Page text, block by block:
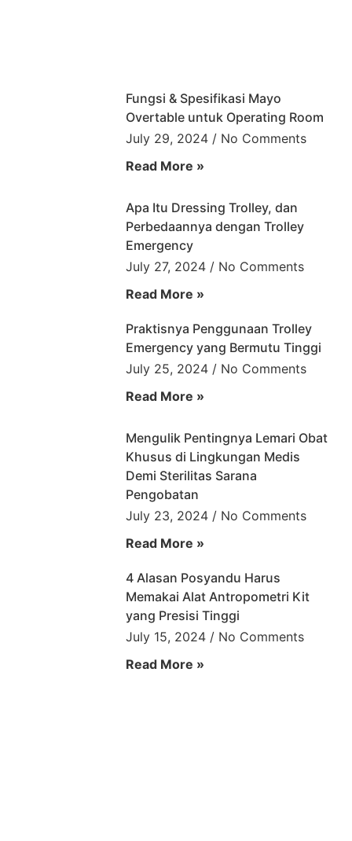
Fungsi & Spesifikasi Mayo
Overtable untuk Operating Room
July 29, 2024 No Comments
Read More »
Apa Itu Dressing Trolley, dan
Perbedaannya dengan Trolley
Emergency
July 27, 2024 No Comments
Read More »
Praktisnya Penggunaan Trolley
Emergency yang Bermutu Tinggi
July 25, 2024 No Comments
Read More »
Mengulik Pentingnya Lemari Obat
Khusus di Lingkungan Medis
Demi Sterilitas Sarana
Pengobatan
July 23, 2024 No Comments
Read More »
4 Alasan Posyandu Harus
Memakai Alat Antropometri Kit
yang Presisi Tinggi
July 15, 2024 No Comments
Read More »